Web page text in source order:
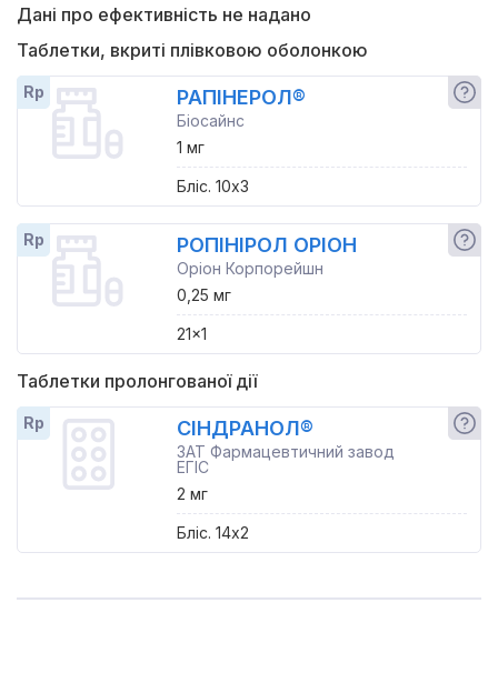
Дані про ефективність не надано
Таблетки, вкриті плівковою оболонкою
Rp РАПІНЕРОЛ®
Біосайнс
1 мг
Бліс. 10x3
Rp РОПІНІРОЛ ОРІОН
Оріон Корпорейшн
0,25 мг
21x1
Таблетки пролонгованої дії
Rp СІНДРАНОЛ®
ЗАТ Фармацевтичний завод
ЕГІС
2 мг
Бліс. 14x2